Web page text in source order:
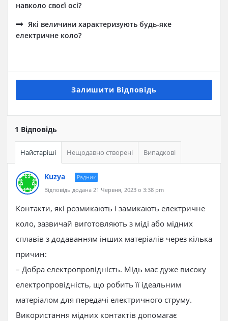
навколо своєї осі?
Які величини характеризують будь-яке
електричне коло?
Залишити Відповідь
1 Відповідь
Найстаріші Нещодавно створені Випадкові
Kuzya
Радник
Відповідь додана 21 Червня, 2023 о 3:38 pm
Контакти, які розмикають і замикають електричне
коло, зазвичай виготовляють з міді або мідних
сплавів з додаванням інших матеріалів через кілька
причин:
– Добра електропровідність. Мідь має дуже високу
електропровідність, що робить її ідеальним
матеріалом для передачі електричного струму.
Використання мідних контактів допомагає